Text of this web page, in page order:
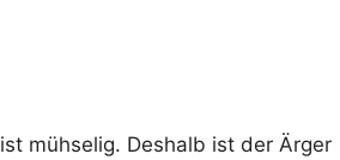
mühselig. Deshalb ist der Ärger